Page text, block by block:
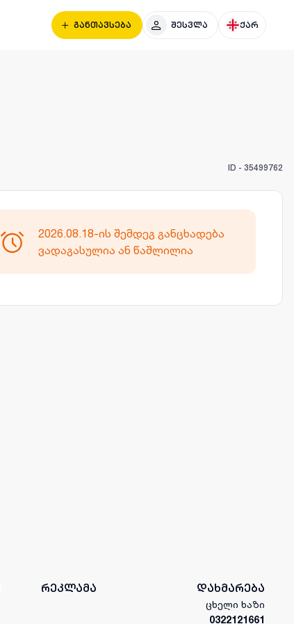
განთავსება შესვლა ქარ
ID - 35499762
2026.08.18-ის შემდეგ განცხადება
ვადაგასულია ან წაშლილია
რეკლამა დახმარება
ცხელი ხაზი
0322121661